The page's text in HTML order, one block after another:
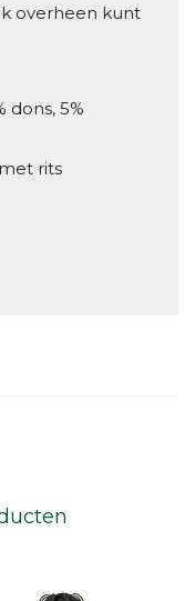
overheen kunt
dons, 5%
rits